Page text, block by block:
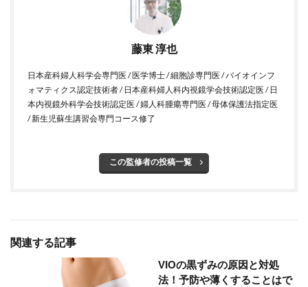
藤東 淳也
日本産科婦人科学会専門医 / 医学博士 / 細胞診専門医 / バイオインフ
ォマティクス認定技術者 / 日本産科婦人科内視鏡学会技術認定医 / 日
本内視鏡外科学会技術認定医 / 婦人科腫瘍専門医 / 母体保護法指定医
/ 新生児蘇生講習会専門コース修了
この監修者の投稿一覧
関連する記事
VIOの黒ずみの原因と対処
法！予防や薄くすることはで